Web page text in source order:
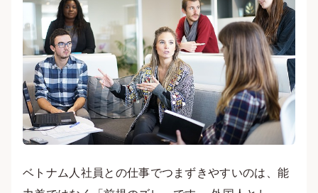
ベトナム人社員との仕事でつまずきやすいのは、能